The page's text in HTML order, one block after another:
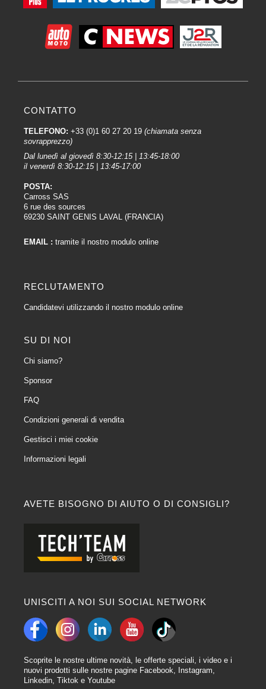
AVETE BISOGNO DI AIUTO O DI CONSIGLI?
UNISCITI A NOI SUI SOCIAL NETWORK
Scoprite le nostre ultime novità, le offerte speciali, i video e i
nuovi prodotti sulle nostre pagine Facebook, Instagram,
Linkedin, Tiktok e Youtube
CONTATTO
TELEFONO: +33 (0)1 60 27 20 19 (chiamata senza
sovrapprezzo)
Dal lunedì al giovedì 8:30-12:15 | 13:45-18:00
il venerdì 8:30-12:15 | 13:45-17:00
POSTA:
Carross SAS
6 rue des sources
69230 SAINT GENIS LAVAL (FRANCIA)
EMAIL : tramite il nostro modulo online
RECLUTAMENTO
Candidatevi utilizzando il nostro modulo online
SU DI NOI
Chi siamo?
Sponsor
FAQ
Condizioni generali di vendita
Gestisci i miei cookie
Informazioni legali